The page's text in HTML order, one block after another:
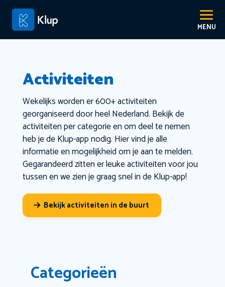
Activiteiten
Wekelijks worden er 600+ activiteiten
georganiseerd door heel Nederland. Bekijk de
activiteiten per categorie en om deel te nemen
heb je de Klup-app nodig. Hier vind je alle
informatie en mogelijkheid om je aan te melden.
Gegarandeerd zitten er leuke activiteiten voor jou
tussen en we zien je graag snel in de Klup-app!
Bekijk activiteiten in de buurt
Categorieën